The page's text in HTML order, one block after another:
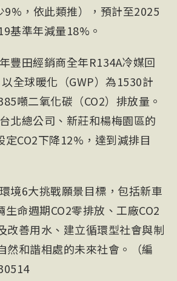
，依此類推），預計至2025
基準年減量18%。
豐田經銷商全年R134A冷媒回
全球暖化（GWP）為1530計
噸二氧化碳（CO2）排放量。
北總公司、新莊和楊梅園區的
定CO2下降12%，達到減排目
境6大挑戰願景目標，包括新車
生命週期CO2零排放、工廠CO2
改善用水、建立循環型社會與制
然和諧相處的未來社會。（編